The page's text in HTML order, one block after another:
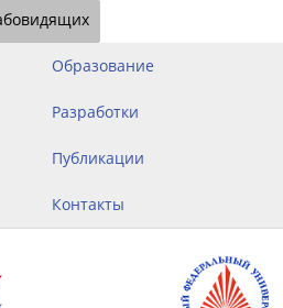
Образование
Разработки
Публикации
Контакты